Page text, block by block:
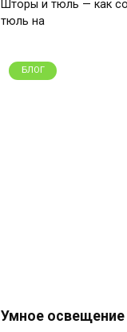
Шторы и тюль — как
тюль на
БЛОГ
Умное